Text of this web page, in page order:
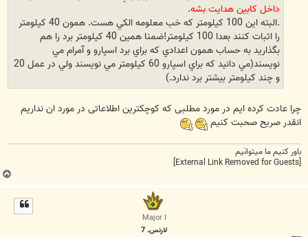
داخل کابين هدايت بشه.
.البته اين 100 کيلومتر که خب معلومه الکي هست. همون 40 کيلومتر
را اثبات کنند بعدا 100 کيلومتر!ضمنا همين 40 کيلومتر برد را هم
بگذاريد به حساب همون اعدادي که براي برد اسپارو و آمرام مي
نويسند(مي دانيد که براي اسپارو 60 کيلومتر مي نويسند ولي در عمل 20
و چند کيلومتر بيشتر برد ندارد.)
چرا عادت کرده ایم در مورد مطلبی که کوچکترین اطلاعاتی در مورد ان نداریم
انقدر صریح صحبت کنیم
باور کنيم ما ميتوانيم
ب
ا
Major I
لارنس. 7